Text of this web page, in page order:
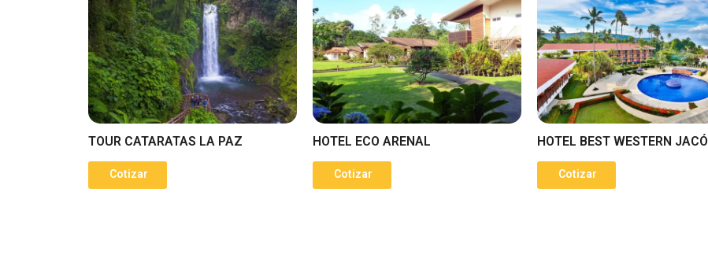
TOUR CATARATAS LA PAZ
Cotizar
HOTEL ECO ARENAL
Cotizar
HOTEL BEST WESTERN JACÓ
Cotizar